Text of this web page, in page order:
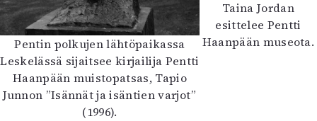
Pentin polkujen lähtöpaikassa
Leskelässä sijaitsee kirjailija Pentti
Haanpään muistopatsas, Tapio
Junnon ”Isännät ja isäntien varjot”
(1996).
Taina Jordan
esittelee Pentti
Haanpään museota.